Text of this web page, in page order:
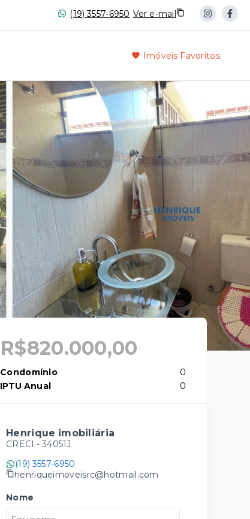
(19) 3557-6950 Ver e-mail
Imóveis Favoritos
R$820.000,00
Condomínio
0
IPTU Anual
0
Henrique imobiliária
CRECI - 34051J
(19) 3557-6950
henriqueimoveisrc@hotmail.com
Nome